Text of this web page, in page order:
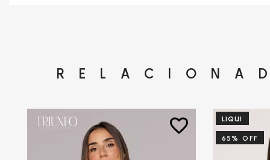
favorite_border LIQUI
65% OFF